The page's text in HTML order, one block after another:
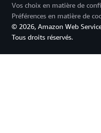
Vos choix en matière de
Préférences en matière de
© 2026, Amazon Web
Tous droits réservés.